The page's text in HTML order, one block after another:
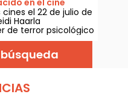
el 22 de julio de
Haarla
de terror psicológico
se sale de control